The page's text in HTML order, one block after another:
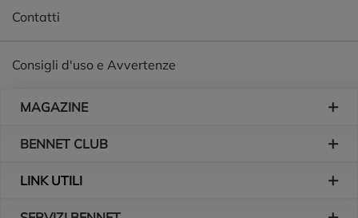
Contatti
Consigli d'uso e Avvertenze
MAGAZINE
BENNET CLUB
LINK UTILI